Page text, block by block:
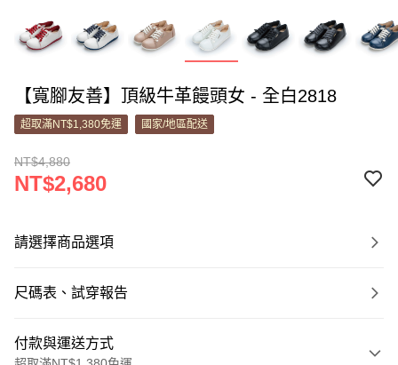
【寬腳友善】頂級牛革饅頭女 - 全白2818
超取滿NT$1,380免運 國家/地區配送
NT$4,880
NT$2,680
請選擇商品選項
尺碼表、試穿報告
付款與運送方式